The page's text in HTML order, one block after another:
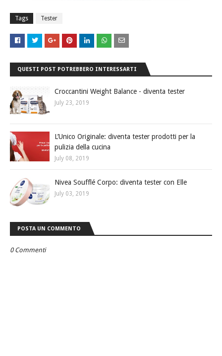
Tags Tester
QUESTI POST POTREBBERO INTERESSARTI
Croccantini Weight Balance - diventa tester
July 23, 2019
L’Unico Originale: diventa tester prodotti per la
pulizia della cucina
July 08, 2019
Nivea Soufflé Corpo: diventa tester con Elle
July 03, 2019
POSTA UN COMMENTO
0 Commenti